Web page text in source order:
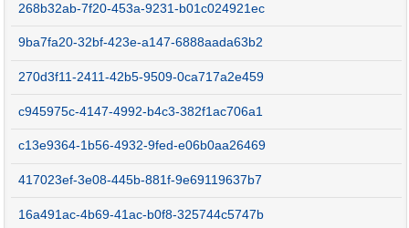
268b32ab-7f20-453a-9231-b01c024921ec
9ba7fa20-32bf-423e-a147-6888aada63b2
270d3f11-2411-42b5-9509-0ca717a2e459
c945975c-4147-4992-b4c3-382f1ac706a1
c13e9364-1b56-4932-9fed-e06b0aa26469
417023ef-3e08-445b-881f-9e69119637b7
16a491ac-4b69-41ac-b0f8-325744c5747b